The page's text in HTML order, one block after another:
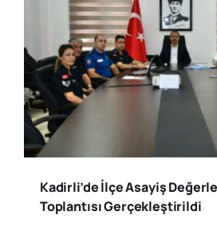
Kadirli’de İlçe Asayiş
Toplantısı Gerçekleştirildi